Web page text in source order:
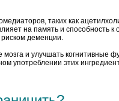
таких как
на память и способность к
деменции.
и улучшать когнитивные
употреблении этих